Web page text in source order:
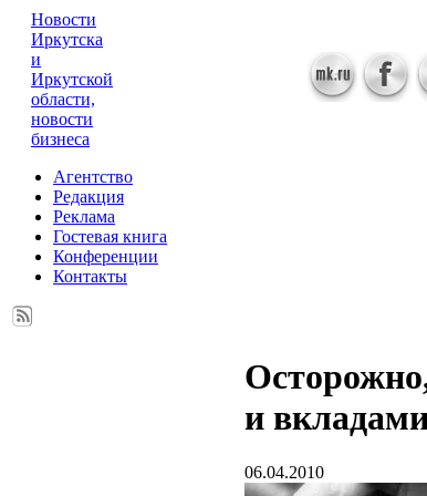
Новости
Иркутска
и
Иркутской
области,
новости
бизнеса
Агентство
Редакция
Реклама
Гостевая книга
Конференции
Контакты
и
06.04.2010